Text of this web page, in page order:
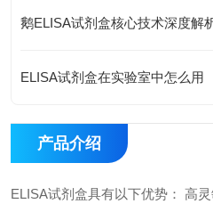
ELISA试剂盒在实验室中怎么用
产品介绍
ELISA试剂盒具有以下优势： 高